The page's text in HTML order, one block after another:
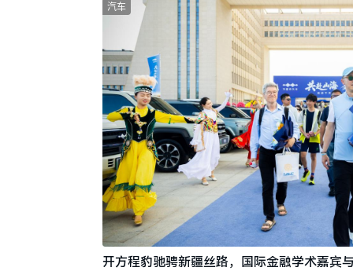
开方程豹驰骋新疆丝路，国际金融学术嘉宾
汽车